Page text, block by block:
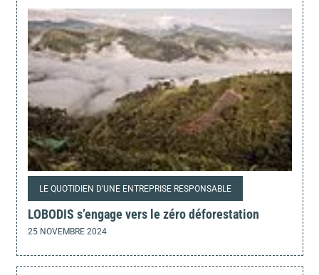
LE QUOTIDIEN D'UNE ENTREPRISE RESPONSABLE
LOBODIS s’engage vers le zéro déforestation
25 NOVEMBRE 2024